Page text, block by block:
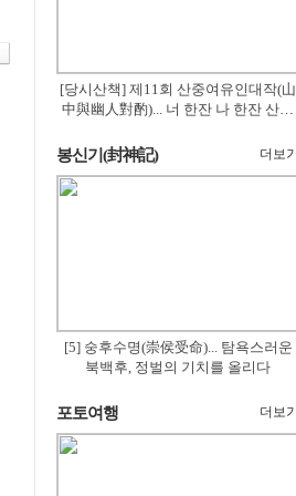
[당시산책] 제11회 산중여유인대작(山
中與幽人對酌)... 너 한잔 나 한잔 산의
봉신기(封神記) 더보기
[5] 숭후수명(崇侯受命)... 탐욕스러운
북백후, 정벌의 기치를 올리다
포토여행 더보기